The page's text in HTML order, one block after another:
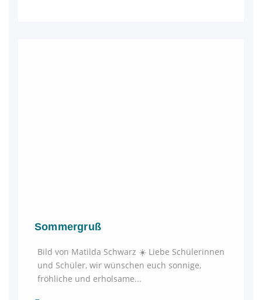
Sommergruß
Bild von Matilda Schwarz ☀️ Liebe Schülerinnen
und Schüler, wir wünschen euch sonnige,
fröhliche und erholsame...